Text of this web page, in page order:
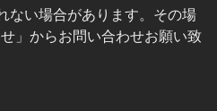
ない場合があります。その場
」からお問い合わせお願い致